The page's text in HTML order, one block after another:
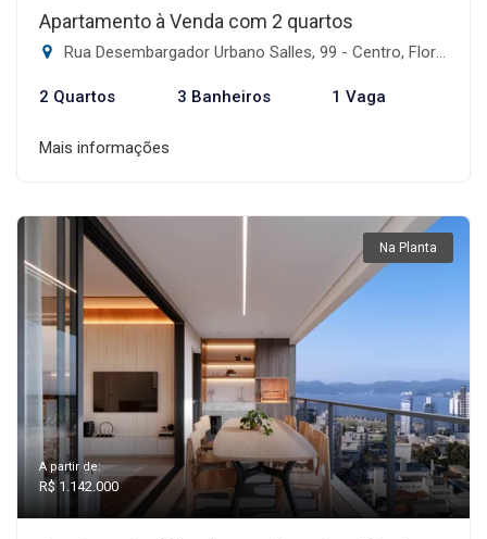
Apartamento à Venda com 2 quartos
Rua Desembargador Urbano Salles, 99 - Centro, Florianópolis-SC
2 Quartos 3 Banheiros 1 Vaga
Mais informações
Na Planta
A partir de:
R$ 1.142.000